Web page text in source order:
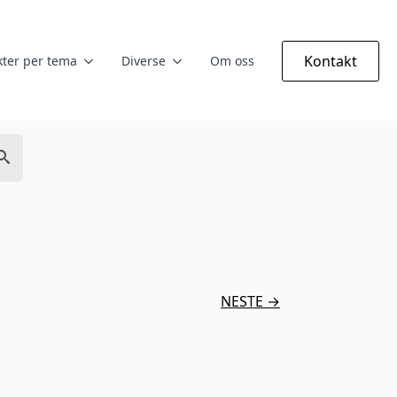
per tema Diverse Om oss Kontakt
NESTE →